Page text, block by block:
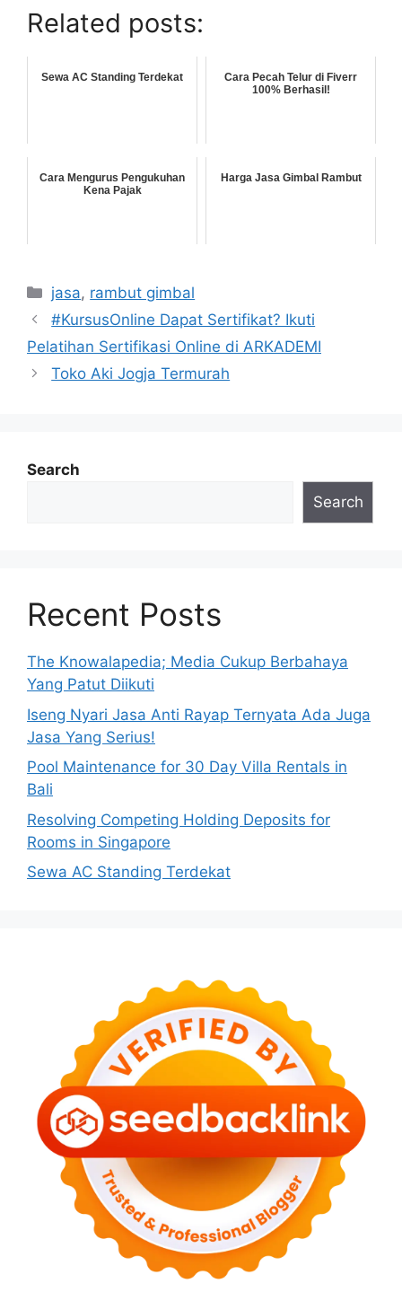
Related posts:
Sewa AC Standing Terdekat
Cara Pecah Telur di Fiverr
100% Berhasil!
Cara Mengurus Pengukuhan
Kena Pajak
Harga Jasa Gimbal Rambut
Categories
jasa, rambut gimbal
#KursusOnline Dapat Sertifikat? Ikuti
Pelatihan Sertifikasi Online di ARKADEMI
Toko Aki Jogja Termurah
Search
Search
Recent Posts
The Knowalapedia; Media Cukup Berbahaya
Yang Patut Diikuti
Iseng Nyari Jasa Anti Rayap Ternyata Ada Juga
Jasa Yang Serius!
Pool Maintenance for 30 Day Villa Rentals in
Bali
Resolving Competing Holding Deposits for
Rooms in Singapore
Sewa AC Standing Terdekat